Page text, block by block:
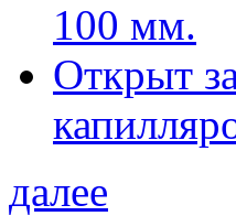
100 мм.
Открыт
далее